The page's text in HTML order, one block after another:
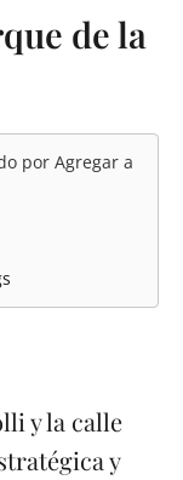
de la
por Agregar a
y la calle
y